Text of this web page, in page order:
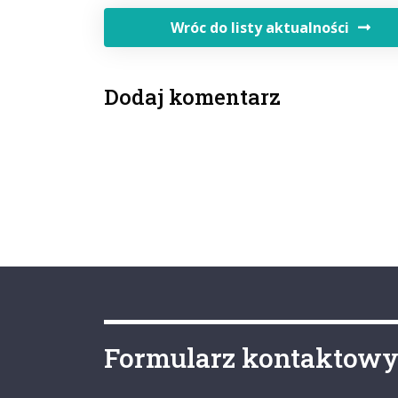
Wróc do listy aktualności
Dodaj komentarz
Formularz kontaktowy